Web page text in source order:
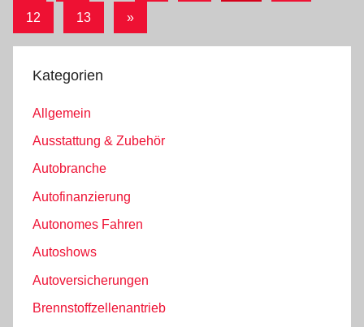
der
Beiträge
12 13
Nächste
»
Kategorien
Allgemein
Ausstattung & Zubehör
Autobranche
Autofinanzierung
Autonomes Fahren
Autoshows
Autoversicherungen
Brennstoffzellenantrieb